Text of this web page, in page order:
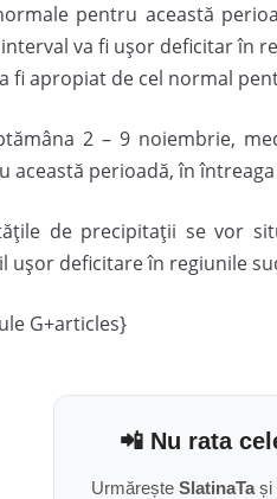
pentru această
va fi ușor deficitar în
fi apropiat de cel normal
2 – 9 noiembrie,
această perioadă, în
de precipitații se vor
ușor deficitare în regiunile
G+articles}
📲 Nu rata
Urmărește SlatinaTași